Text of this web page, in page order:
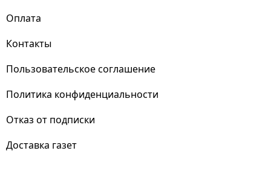
Оплата
Контакты
Пользовательское соглашение
Политика конфиденциальности
Отказ от подписки
Доставка газет